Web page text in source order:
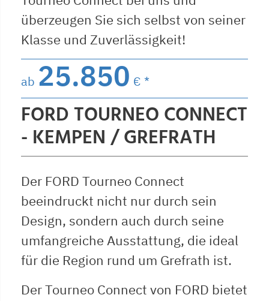
überzeugen Sie sich selbst von seiner
Klasse und Zuverlässigkeit!
ab 25.850 € *
FORD TOURNEO CONNECT
- KEMPEN / GREFRATH
Der FORD Tourneo Connect
beeindruckt nicht nur durch sein
Design, sondern auch durch seine
umfangreiche Ausstattung, die ideal
für die Region rund um Grefrath ist.
Der Tourneo Connect von FORD bietet